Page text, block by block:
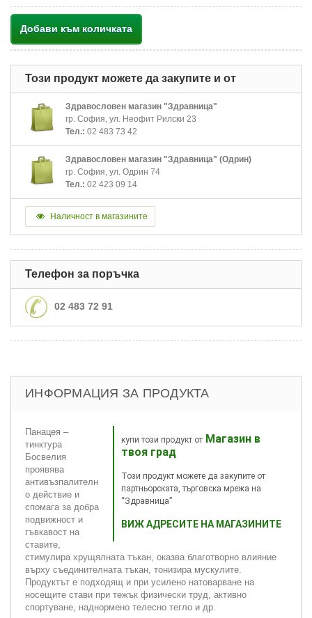
Добави към количката
Този продукт можете да закупите и от
Здравословен магазин "Здравница"
гр. София, ул. Неофит Рилски 23
Тел.: 02 483 73 42
Здравословен магазин "Здравница" (Одрин)
гр. София, ул. Одрин 74
Тел.: 02 423 09 14
Наличност в магазините
Телефон за поръчка
02 483 72 91
ИНФОРМАЦИЯ ЗА ПРОДУКТА
купи този продукт от Магазин в
твоя град
Този продукт можете да закупите от
партньорската, търговска мрежа на
“Здравница”
ВИЖ АДРЕСИТЕ НА МАГАЗИНИТЕ
Панацея –
тинктура
Босвелия
проявява
антивъзпалителн
о действие и
спомага за добра
подвижност и
гъвкавост на
ставите,
стимулира хрущялната тъкан, оказва благотворно влияние
върху съединителната тъкан, тонизира мускулите.
Продуктът е подходящ и при усилено натоварване на
носещите стави при тежък физически труд, активно
спортуване, наднормено телесно тегло и др.